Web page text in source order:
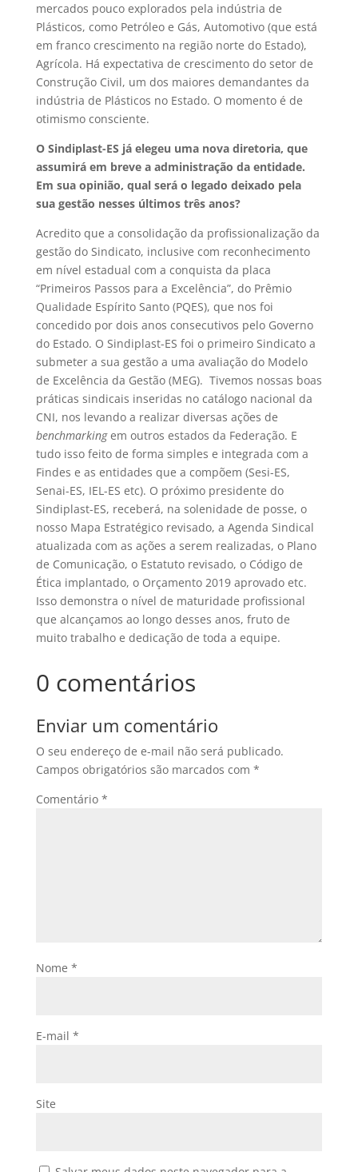
mercados pouco explorados pela indústria de
Plásticos, como Petróleo e Gás, Automotivo (que está
em franco crescimento na região norte do Estado),
Agrícola. Há expectativa de crescimento do setor de
Construção Civil, um dos maiores demandantes da
indústria de Plásticos no Estado. O momento é de
otimismo consciente.
O Sindiplast-ES já elegeu uma nova diretoria, que
assumirá em breve a administração da entidade.
Em sua opinião, qual será o legado deixado pela
sua gestão nesses últimos três anos?
Acredito que a consolidação da profissionalização da
gestão do Sindicato, inclusive com reconhecimento
em nível estadual com a conquista da placa
“Primeiros Passos para a Excelência”, do Prêmio
Qualidade Espírito Santo (PQES), que nos foi
concedido por dois anos consecutivos pelo Governo
do Estado. O Sindiplast-ES foi o primeiro Sindicato a
submeter a sua gestão a uma avaliação do Modelo
de Excelência da Gestão (MEG). Tivemos nossas boas
práticas sindicais inseridas no catálogo nacional da
CNI, nos levando a realizar diversas ações de
benchmarkingem outros estados da Federação. E
tudo isso feito de forma simples e integrada com a
Findes e as entidades que a compõem (Sesi-ES,
Senai-ES, IEL-ES etc). O próximo presidente do
Sindiplast-ES, receberá, na solenidade de posse, o
nosso Mapa Estratégico revisado, a Agenda Sindical
atualizada com as ações a serem realizadas, o Plano
de Comunicação, o Estatuto revisado, o Código de
Ética implantado, o Orçamento 2019 aprovado etc.
Isso demonstra o nível de maturidade profissional
que alcançamos ao longo desses anos, fruto de
muito trabalho e dedicação de toda a equipe.
0 comentários
Enviar um comentário
O seu endereço de e-mail não será publicado.
Campos obrigatórios são marcados com *
Comentário *
Nome *
E-mail *
Site